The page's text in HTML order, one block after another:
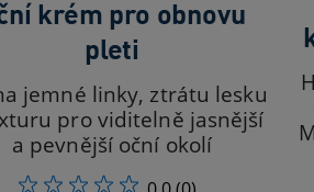
krém pro obnovu
pleti
jemné linky, ztrátu lesku
pro viditelně jasnější
a pevnější oční okolí